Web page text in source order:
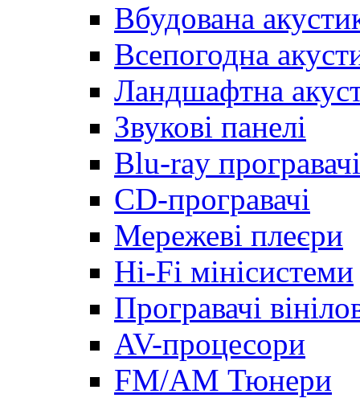
Вбудована
Всепогодна
Ландшафтна
Звукові панелі
Blu-ray програвачі
CD-програвачі
Мережеві плеєри
Hi-Fi мінісистеми
Програвачі
AV-процесори
FM/AM Тюнери